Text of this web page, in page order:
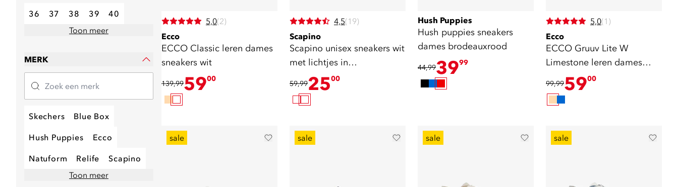
36 37 38 39
40
Toon meer
MERK
Skechers Blue Box
Hush Puppies Ecco
Natuform Relife
Scapino
Toon meer
5,0(2)
Ecco
ECCO Classic leren dames
sneakers wit
139,995900
4,5(19)
Scapino
Scapino unisex sneakers wit
met lichtjes in
regenboogkleuren
59,992500
Hush Puppies
Hush puppies sneakers
dames brodeauxrood
44,993999
5,0(1)
Ecco
ECCO Gruuv Lite W
Limestone leren dames
sneakers beige
99,995900
sale sale sale sale